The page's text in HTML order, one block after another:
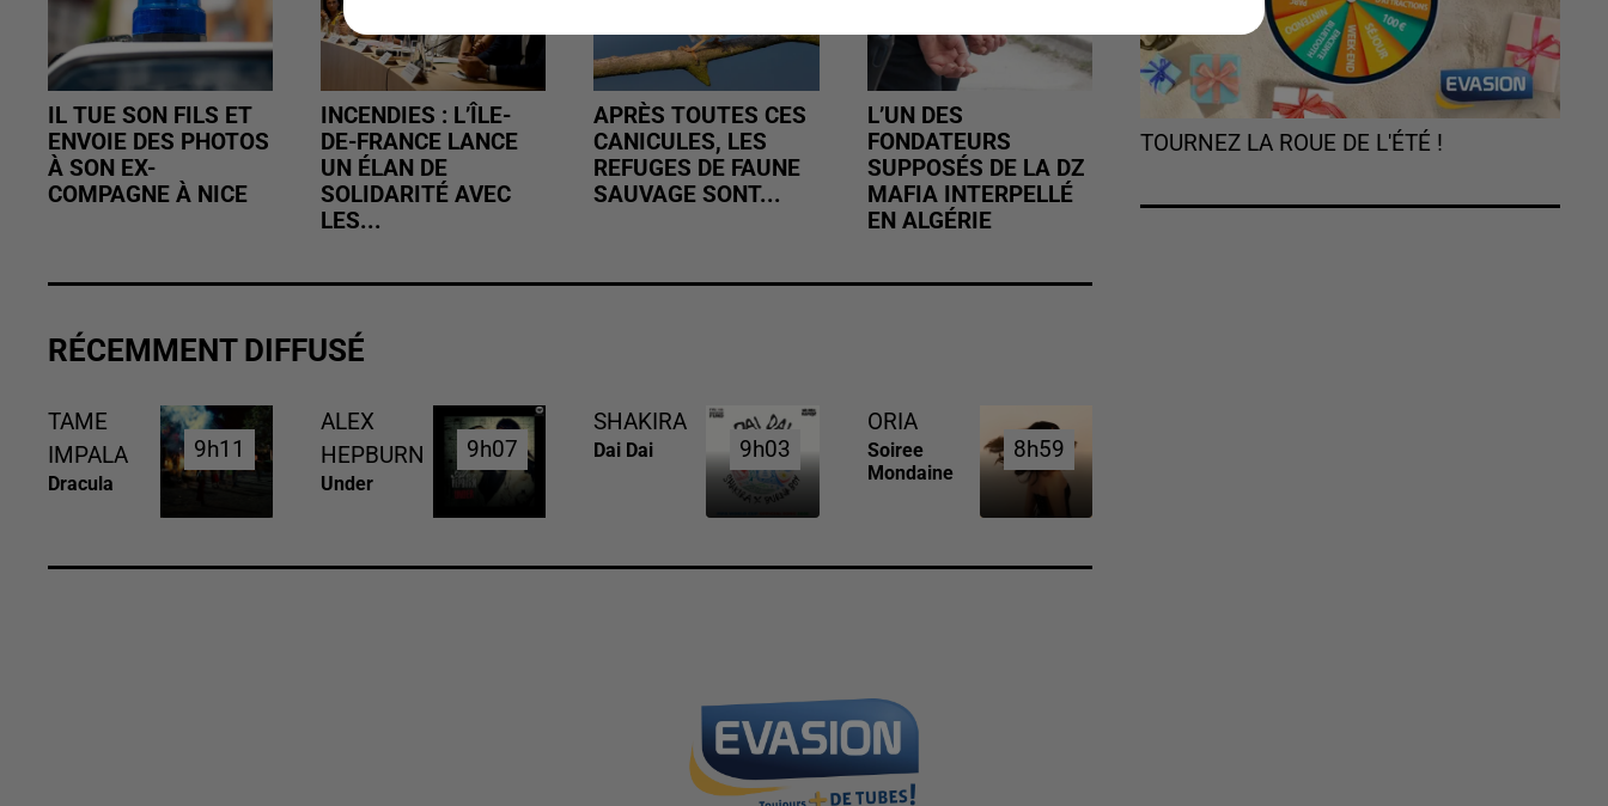
IL TUE SON FILS ET
ENVOIE DES PHOTOS
À SON EX-
COMPAGNE À NICE
INCENDIES : L’ÎLE-
DE-FRANCE LANCE
UN ÉLAN DE
SOLIDARITÉ AVEC
LES...
APRÈS TOUTES CES
CANICULES, LES
REFUGES DE FAUNE
SAUVAGE SONT...
L’UN DES
FONDATEURS
SUPPOSÉS DE LA DZ
MAFIA INTERPELLÉ
EN ALGÉRIE
RÉCEMMENT DIFFUSÉ
TAME
IMPALA
Dracula
9h11
9h11
ALEX
HEPBURN
Under
9h07
9h07
SHAKIRA
Dai Dai 9h03
9h03
ORIA
Soiree
Mondaine
8h59
8h59
TOURNEZ LA ROUE DE L'ÉTÉ !